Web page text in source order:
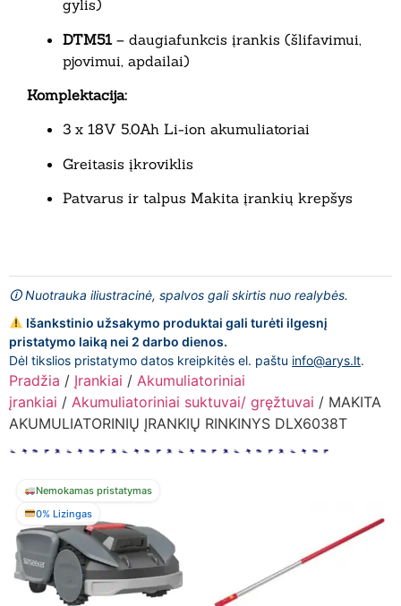
gylis)
DTM51– daugiafunkcis įrankis (šlifavimui,
pjovimui, apdailai)
Komplektacija:
3 x 18V 5.0Ah Li-ion akumuliatoriai
Greitasis įkroviklis
Patvarus ir talpus Makita įrankių krepšys
🛈 Nuotrauka iliustracinė, spalvos gali skirtis nuo realybės.
Išankstinio užsakymo produktai gali turėti ilgesnį
pristatymo laiką nei 2 darbo dienos.
Dėl tikslios pristatymo datos kreipkitės el. paštu info@arys.lt.
Pradžia / Įrankiai / Akumuliatoriniai
įrankiai / Akumuliatoriniai suktuvai/ gręžtuvai / MAKITA
AKUMULIATORINIŲ ĮRANKIŲ RINKINYS DLX6038T
Nemokamas pristatymas
0% Lizingas